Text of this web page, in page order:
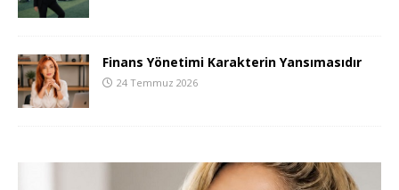
Finans Yönetimi Karakterin Yansımasıdır
24 Temmuz 2026